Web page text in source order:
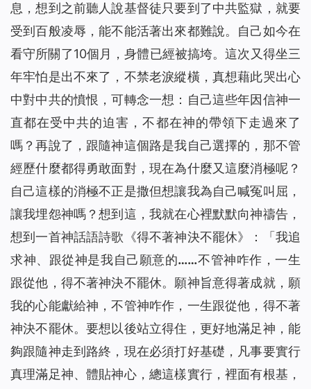
息，想到之前聽人說基督徒只要到了中共監獄，就要
受到百般凌辱，能不能活著出來都難說。自己如今在
看守所關了10個月，身體已經被搞垮。這次又得坐三
年牢怕是出不來了，不禁老淚縱橫，真想藉此哭出心
中對中共的憤恨，可轉念一想：自己這些年因信神一
直都在受中共的迫害，不都在神的帶領下走過來了
嗎？再說了，跟隨神這個路是我自己選擇的，那不管
經歷什麼都得勇敢面對，現在為什麼又這麼消極呢？
自己這樣的消極不正是撒但想讓我為自己喊冤叫屈，
讓我埋怨神嗎？想到這，我就在心裡默默向神禱告，
想到一首神話語詩歌《得不著神決不罷休》：「 我追
求神、跟從神是我自己願意的……不管神咋作，一生
跟從他，得不著神決不罷休。願神旨意得著成就，願
我的心能獻給神，不管神咋作，一生跟從他，得不著
神決不罷休。要想以後站立得住，更好地滿足神，能
夠跟隨神走到路終，現在必須打好基礎，凡事要實行
真理滿足神、體貼神心，總這樣實行，裡面有根基，